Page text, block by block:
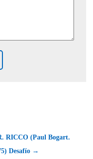
RICCO (Paul Bogart.
Desafío →